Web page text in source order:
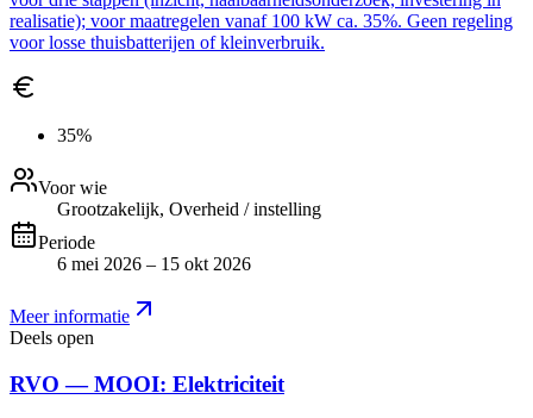
realisatie); voor maatregelen vanaf 100 kW ca. 35%. Geen regeling
voor losse thuisbatterijen of kleinverbruik.
35%
Voor wie
Grootzakelijk, Overheid / instelling
Periode
6 mei 2026 – 15 okt 2026
Meer informatie
Deels open
RVO — MOOI: Elektriciteit